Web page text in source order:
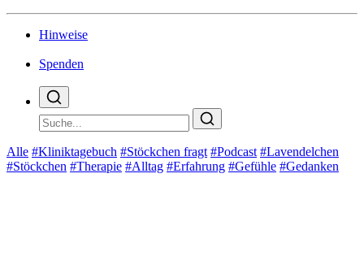
Hinweise
Spenden
Alle #Kliniktagebuch #Stöckchen fragt #Podcast #Lavendelchen
#Stöckchen #Therapie #Alltag #Erfahrung #Gefühle #Gedanken